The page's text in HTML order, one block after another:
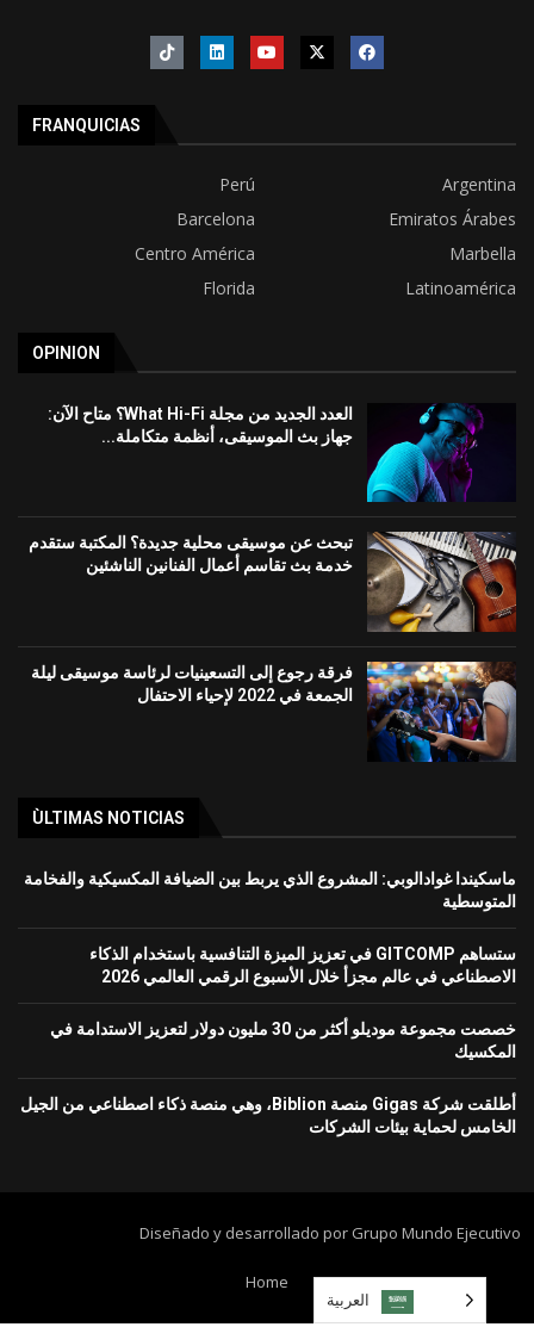
FRANQUICIAS
Argentina
Perú
Emiratos Árabes
Barcelona
Marbella
Centro América
Latinoamérica
Florida
OPINION
العدد الجديد من مجلة What Hi-Fi؟ متاح الآن:
جهاز بث الموسيقى، أنظمة متكاملة...
تبحث عن موسيقى محلية جديدة؟ المكتبة ستقدم
خدمة بث تقاسم أعمال الفنانين الناشئين
فرقة رجوع إلى التسعينيات لرئاسة موسيقى ليلة
الجمعة في 2022 لإحياء الاحتفال
ÙLTIMAS NOTICIAS
ماسكيندا غوادالوبي: المشروع الذي يربط بين الضيافة المكسيكية والفخامة
المتوسطية
ستساهم GITCOMP في تعزيز الميزة التنافسية باستخدام الذكاء
الاصطناعي في عالم مجزأ خلال الأسبوع الرقمي العالمي 2026
خصصت مجموعة موديلو أكثر من 30 مليون دولار لتعزيز الاستدامة في
المكسيك
أطلقت شركة Gigas منصة Biblion، وهي منصة ذكاء اصطناعي من الجيل
الخامس لحماية بيئات الشركات
Home
العربية‏